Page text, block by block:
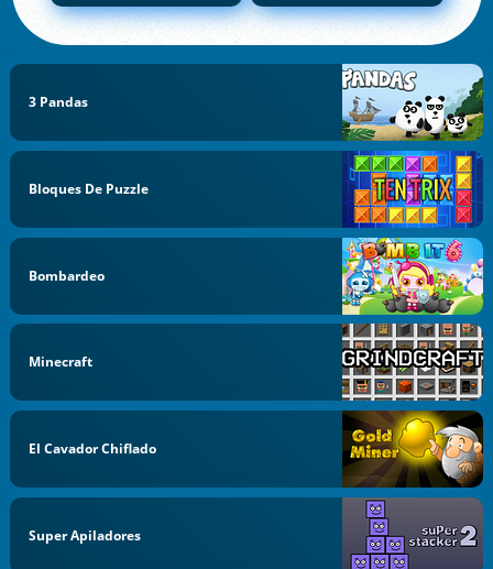
3 Pandas
Bloques De Puzzle
Bombardeo
Minecraft
El Cavador Chiflado
Super Apiladores